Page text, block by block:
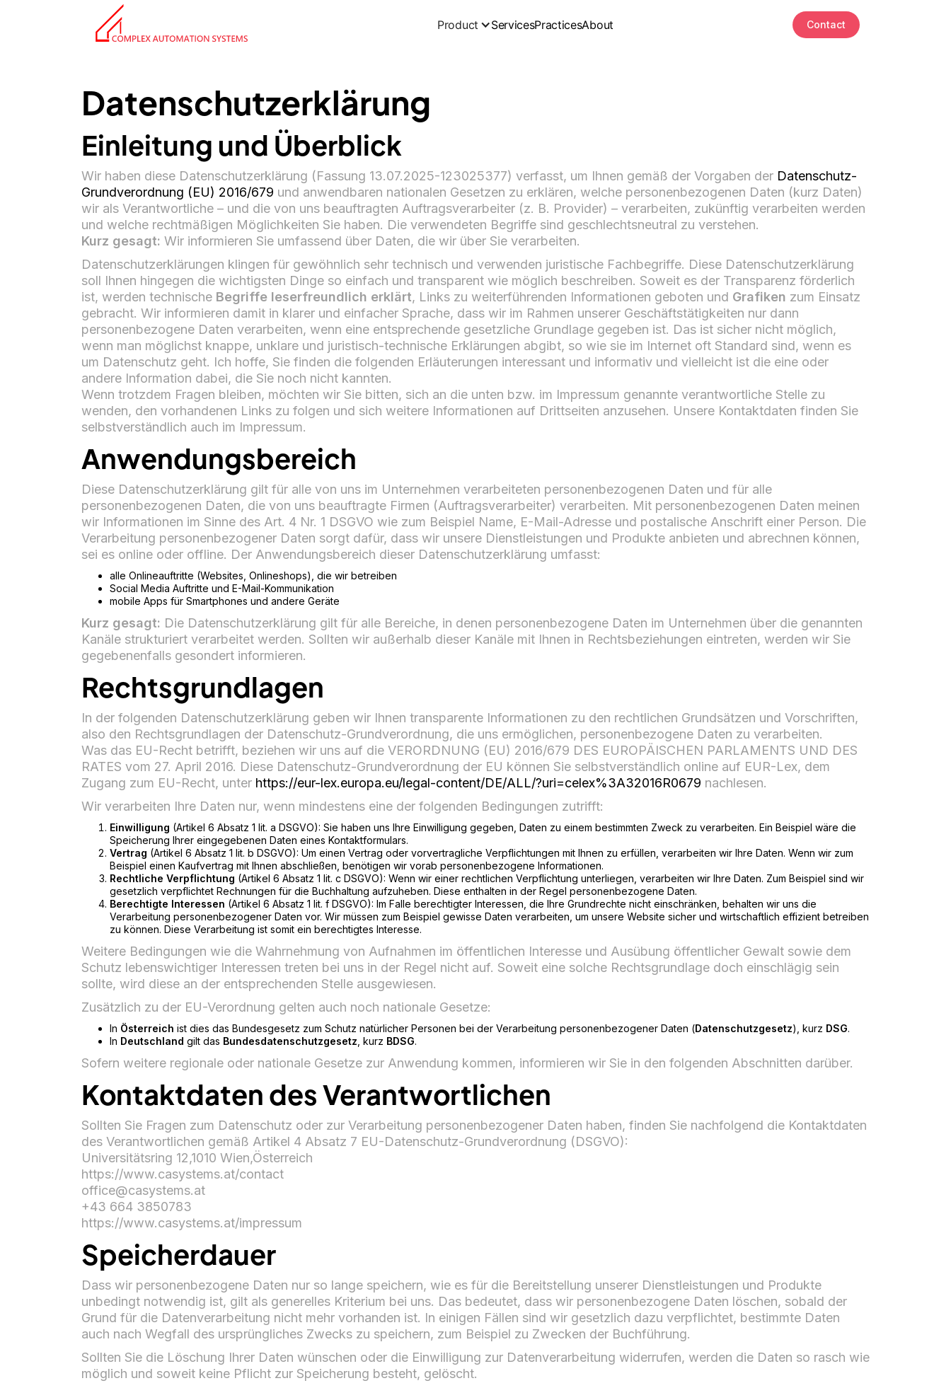
Product ServicesPracticesAbout Contact
Datenschutzerklärung
Einleitung und Überblick
Wir haben diese Datenschutzerklärung (Fassung 13.07.2025-123025377) verfasst, um Ihnen gemäß der Vorgaben der Datenschutz-
Grundverordnung (EU) 2016/679 und anwendbaren nationalen Gesetzen zu erklären, welche personenbezogenen Daten (kurz Daten)
wir als Verantwortliche – und die von uns beauftragten Auftragsverarbeiter (z. B. Provider) – verarbeiten, zukünftig verarbeiten werden
und welche rechtmäßigen Möglichkeiten Sie haben. Die verwendeten Begriffe sind geschlechtsneutral zu verstehen.
Kurz gesagt: Wir informieren Sie umfassend über Daten, die wir über Sie verarbeiten.
Datenschutzerklärungen klingen für gewöhnlich sehr technisch und verwenden juristische Fachbegriffe. Diese Datenschutzerklärung
soll Ihnen hingegen die wichtigsten Dinge so einfach und transparent wie möglich beschreiben. Soweit es der Transparenz förderlich
ist, werden technische Begriffe leserfreundlich erklärt, Links zu weiterführenden Informationen geboten und Grafiken zum Einsatz
gebracht. Wir informieren damit in klarer und einfacher Sprache, dass wir im Rahmen unserer Geschäftstätigkeiten nur dann
personenbezogene Daten verarbeiten, wenn eine entsprechende gesetzliche Grundlage gegeben ist. Das ist sicher nicht möglich,
wenn man möglichst knappe, unklare und juristisch-technische Erklärungen abgibt, so wie sie im Internet oft Standard sind, wenn es
um Datenschutz geht. Ich hoffe, Sie finden die folgenden Erläuterungen interessant und informativ und vielleicht ist die eine oder
andere Information dabei, die Sie noch nicht kannten.
Wenn trotzdem Fragen bleiben, möchten wir Sie bitten, sich an die unten bzw. im Impressum genannte verantwortliche Stelle zu
wenden, den vorhandenen Links zu folgen und sich weitere Informationen auf Drittseiten anzusehen. Unsere Kontaktdaten finden Sie
selbstverständlich auch im Impressum.
Anwendungsbereich
Diese Datenschutzerklärung gilt für alle von uns im Unternehmen verarbeiteten personenbezogenen Daten und für alle
personenbezogenen Daten, die von uns beauftragte Firmen (Auftragsverarbeiter) verarbeiten. Mit personenbezogenen Daten meinen
wir Informationen im Sinne des Art. 4 Nr. 1 DSGVO wie zum Beispiel Name, E-Mail-Adresse und postalische Anschrift einer Person. Die
Verarbeitung personenbezogener Daten sorgt dafür, dass wir unsere Dienstleistungen und Produkte anbieten und abrechnen können,
sei es online oder offline. Der Anwendungsbereich dieser Datenschutzerklärung umfasst:
alle Onlineauftritte (Websites, Onlineshops), die wir betreiben
Social Media Auftritte und E-Mail-Kommunikation
mobile Apps für Smartphones und andere Geräte
Kurz gesagt: Die Datenschutzerklärung gilt für alle Bereiche, in denen personenbezogene Daten im Unternehmen über die genannten
Kanäle strukturiert verarbeitet werden. Sollten wir außerhalb dieser Kanäle mit Ihnen in Rechtsbeziehungen eintreten, werden wir Sie
gegebenenfalls gesondert informieren.
Rechtsgrundlagen
In der folgenden Datenschutzerklärung geben wir Ihnen transparente Informationen zu den rechtlichen Grundsätzen und Vorschriften,
also den Rechtsgrundlagen der Datenschutz-Grundverordnung, die uns ermöglichen, personenbezogene Daten zu verarbeiten.
Was das EU-Recht betrifft, beziehen wir uns auf die VERORDNUNG (EU) 2016/679 DES EUROPÄISCHEN PARLAMENTS UND DES
RATES vom 27. April 2016. Diese Datenschutz-Grundverordnung der EU können Sie selbstverständlich online auf EUR-Lex, dem
Zugang zum EU-Recht, unter https://eur-lex.europa.eu/legal-content/DE/ALL/?uri=celex%3A32016R0679 nachlesen.
Wir verarbeiten Ihre Daten nur, wenn mindestens eine der folgenden Bedingungen zutrifft:
Einwilligung (Artikel 6 Absatz 1 lit. a DSGVO): Sie haben uns Ihre Einwilligung gegeben, Daten zu einem bestimmten Zweck zu verarbeiten. Ein Beispiel wäre die
Speicherung Ihrer eingegebenen Daten eines Kontaktformulars.
Vertrag (Artikel 6 Absatz 1 lit. b DSGVO): Um einen Vertrag oder vorvertragliche Verpflichtungen mit Ihnen zu erfüllen, verarbeiten wir Ihre Daten. Wenn wir zum
Beispiel einen Kaufvertrag mit Ihnen abschließen, benötigen wir vorab personenbezogene Informationen.
Rechtliche Verpflichtung (Artikel 6 Absatz 1 lit. c DSGVO): Wenn wir einer rechtlichen Verpflichtung unterliegen, verarbeiten wir Ihre Daten. Zum Beispiel sind wir
gesetzlich verpflichtet Rechnungen für die Buchhaltung aufzuheben. Diese enthalten in der Regel personenbezogene Daten.
Berechtigte Interessen (Artikel 6 Absatz 1 lit. f DSGVO): Im Falle berechtigter Interessen, die Ihre Grundrechte nicht einschränken, behalten wir uns die
Verarbeitung personenbezogener Daten vor. Wir müssen zum Beispiel gewisse Daten verarbeiten, um unsere Website sicher und wirtschaftlich effizient betreiben
zu können. Diese Verarbeitung ist somit ein berechtigtes Interesse.
Weitere Bedingungen wie die Wahrnehmung von Aufnahmen im öffentlichen Interesse und Ausübung öffentlicher Gewalt sowie dem
Schutz lebenswichtiger Interessen treten bei uns in der Regel nicht auf. Soweit eine solche Rechtsgrundlage doch einschlägig sein
sollte, wird diese an der entsprechenden Stelle ausgewiesen.
Zusätzlich zu der EU-Verordnung gelten auch noch nationale Gesetze:
In Österreich ist dies das Bundesgesetz zum Schutz natürlicher Personen bei der Verarbeitung personenbezogener Daten (Datenschutzgesetz), kurz DSG.
In Deutschland gilt das Bundesdatenschutzgesetz , kurz BDSG.
Sofern weitere regionale oder nationale Gesetze zur Anwendung kommen, informieren wir Sie in den folgenden Abschnitten darüber.
Kontaktdaten des Verantwortlichen
Sollten Sie Fragen zum Datenschutz oder zur Verarbeitung personenbezogener Daten haben, finden Sie nachfolgend die Kontaktdaten
des Verantwortlichen gemäß Artikel 4 Absatz 7 EU-Datenschutz-Grundverordnung (DSGVO):
Universitätsring 12,1010 Wien,Österreich
https://www.casystems.at/contact
office@casystems.at
+43 664 3850783‬
https://www.casystems.at/impressum
Speicherdauer
Dass wir personenbezogene Daten nur so lange speichern, wie es für die Bereitstellung unserer Dienstleistungen und Produkte
unbedingt notwendig ist, gilt als generelles Kriterium bei uns. Das bedeutet, dass wir personenbezogene Daten löschen, sobald der
Grund für die Datenverarbeitung nicht mehr vorhanden ist. In einigen Fällen sind wir gesetzlich dazu verpflichtet, bestimmte Daten
auch nach Wegfall des ursprüngliches Zwecks zu speichern, zum Beispiel zu Zwecken der Buchführung.
Sollten Sie die Löschung Ihrer Daten wünschen oder die Einwilligung zur Datenverarbeitung widerrufen, werden die Daten so rasch wie
möglich und soweit keine Pflicht zur Speicherung besteht, gelöscht.